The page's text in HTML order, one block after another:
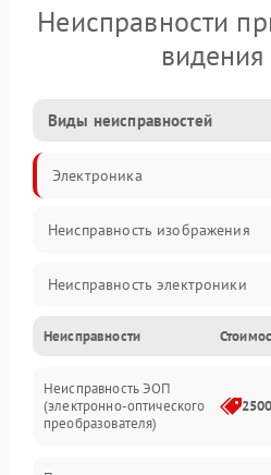
Неисправности
Виды неисправностей
Электроника
Неисправность изображения
Неисправность электроники
Механические повреждения
Неисправность управления
Неисправности
Неисправность ЭОП
(электронно-оптического
преобразователя)